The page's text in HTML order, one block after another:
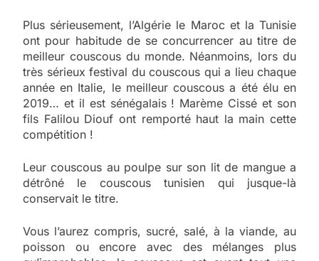
Plus sérieusement, l’Algérie le Maroc et la Tunisie
ont pour habitude de se concurrencer au titre de
meilleur couscous du monde. Néanmoins, lors du
très sérieux festival du couscous qui a lieu chaque
année en Italie, le meilleur couscous a été élu en
2019… et il est sénégalais ! Marème Cissé et son
fils Falilou Diouf ont remporté haut la main cette
compétition !
Leur couscous au poulpe sur son lit de mangue a
détrôné le couscous tunisien qui jusque-là
conservait le titre.
Vous l’aurez compris, sucré, salé, à la viande, au
poisson ou encore avec des mélanges plus